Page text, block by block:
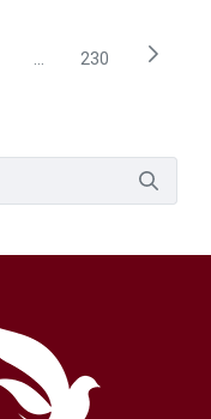
ABA para navegar.
...PáginasPágina
230